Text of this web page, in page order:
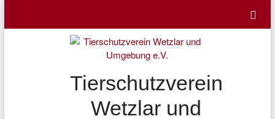
content
Tierschutzverein
Wetzlar und